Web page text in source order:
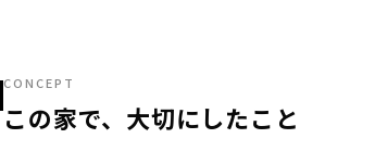
CONCEPT
この家で、大切にしたこと